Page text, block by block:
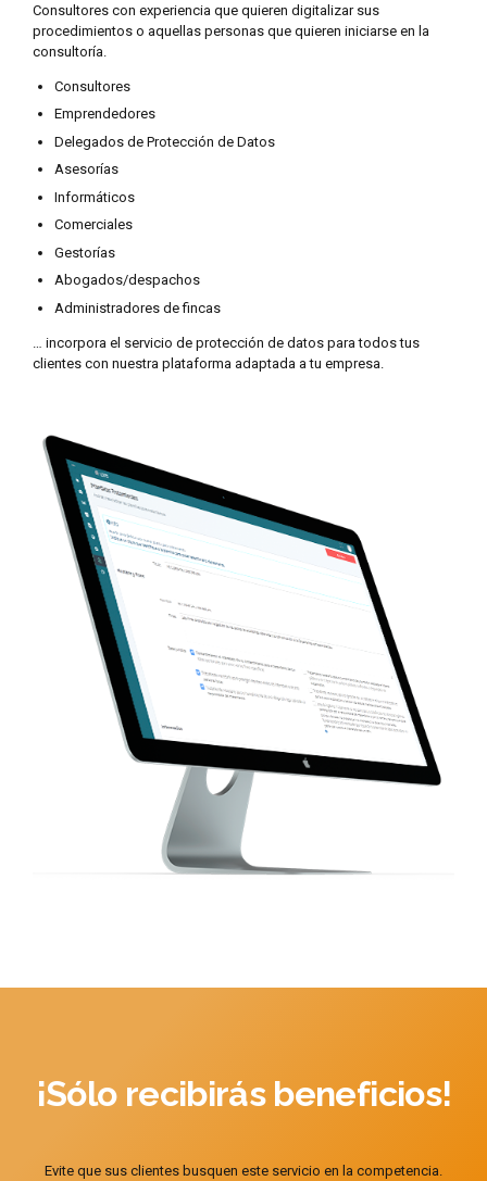
La única herramienta realmente práctica, sin
límite de clientes, con tarifa plana, todo
incluido y 100% en la nube.
La herramienta de
protección de datos
para consultores y
asesores. Práctica y
fácil de usar.
Desde 75 €/Mes tarifa única (+ IVA)
SOLICITAR INFORMACIÓN
Consultores con experiencia que quieren digitalizar sus
procedimientos o aquellas personas que quieren iniciarse en la
consultoría.
Consultores
Emprendedores
Delegados de Protección de Datos
Asesorías
Informáticos
Comerciales
Gestorías
Abogados/despachos
Administradores de fincas
… incorpora el servicio de protección de datos para todos tus
clientes con nuestra plataforma adaptada a tu empresa.
¡Sólo recibirás beneficios!
Evite que sus clientes busquen este servicio en la competencia.